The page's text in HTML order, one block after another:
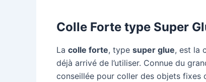
Colle Forte type Super
La colle forte, type super glue, est la
déjà arrivé de l’utiliser. Connue du
conseillée pour coller des objets fixes